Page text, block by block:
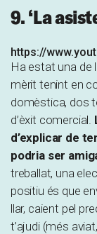
9. ‘La
https://
Ha estat una de
mèrit tenint en
domèstica, dos
d’èxit comercial.
d’explicar de
podria ser
treballat, una
positiu és que
llar, caient pel
t’ajudi (més